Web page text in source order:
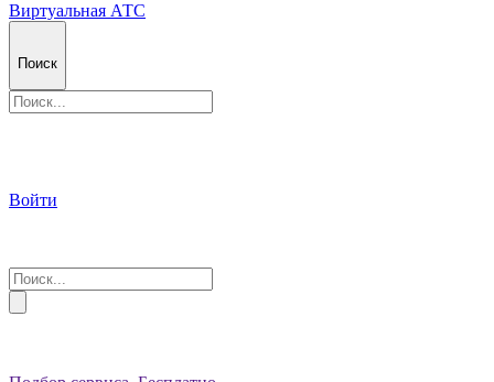
Виртуальная АТС
Поиск
Войти